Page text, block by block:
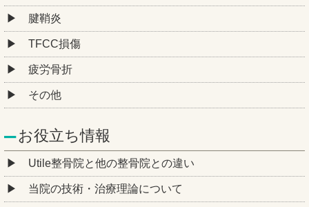
腱鞘炎
TFCC損傷
疲労骨折
その他
お役立ち情報
Utile整骨院と他の整骨院との違い
当院の技術・治療理論について